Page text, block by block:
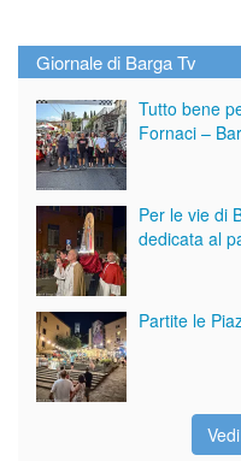
Giornale di Barga Tv
Tutto bene
Fornaci –
Per le vie di
dedicata al
Partite le